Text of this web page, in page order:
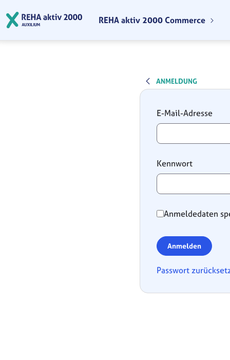
REHA aktiv 2000 Commerce
ANMELDUNG
Anmeldung
E-Mail-Adresse
Kennwort
Anmeldedaten
Anmelden
Passwort